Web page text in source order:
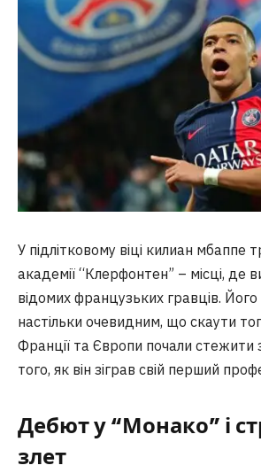
У підлітковому віці килиан мбаппе
академії “Клерфонтен” – місці, де
відомих французьких гравців.
настільки очевидним, що скаути
Франції та Європи почали
того, як він зіграв свій перший
Дебют у “Монако” і
злет